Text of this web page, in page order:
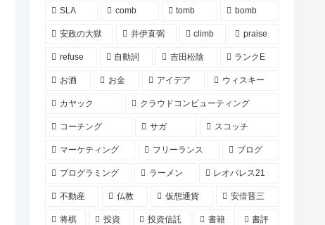
SLA comb tomb bomb
安政の大獄 井伊直弼 climb praise
refuse 自動詞 吉田松陰 ランクE
お酒 お金 アイデア ウィスキー
カヤック クラウドコンピューティング
コーチング サガ スコッチ
マーケティング フリーランス ブログ
プログラミング ラーメン レオパレス21
不動産 仏教 仮想通貨 安倍晋三
将棋 投資 投資信託 書籍 書評